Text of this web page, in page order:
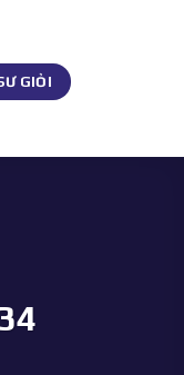
GIỎI